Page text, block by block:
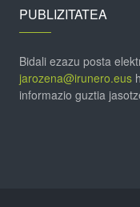
PUBLIZITATEA
Bidali ezazu posta
jarozena@irunero.eus
informazio guztia